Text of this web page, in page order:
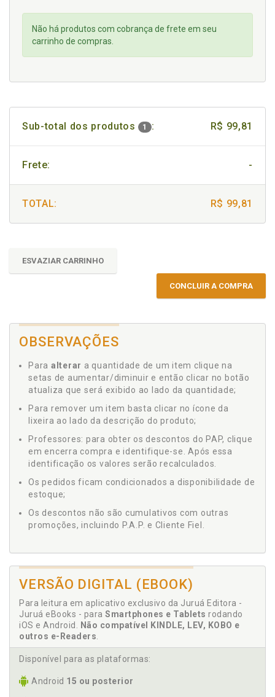
Não há produtos com cobrança de frete em seu
carrinho de compras.
Sub-total dos produtos 1 : R$ 99,81
Frete: -
TOTAL: R$ 99,81
ESVAZIAR CARRINHO
CONCLUIR A COMPRA
OBSERVAÇÕES
Para alterar a quantidade de um item clique na
setas de aumentar/diminuir e então clicar no botão
atualiza que será exibido ao lado da quantidade;
Para remover um item basta clicar no ícone da
lixeira ao lado da descrição do produto;
Professores: para obter os descontos do PAP, clique
em encerra compra e identifique-se. Após essa
identificação os valores serão recalculados.
Os pedidos ficam condicionados a disponibilidade de
estoque;
Os descontos não são cumulativos com outras
promoções, incluindo P.A.P. e Cliente Fiel.
VERSÃO DIGITAL (EBOOK)
Para leitura em aplicativo exclusivo da Juruá Editora -
Juruá eBooks - para Smartphones e Tablets rodando
iOS e Android.
Não compatível KINDLE, LEV, KOBO e
outros e-Readers
Disponível para as plataformas:
Android 15 ou posterior